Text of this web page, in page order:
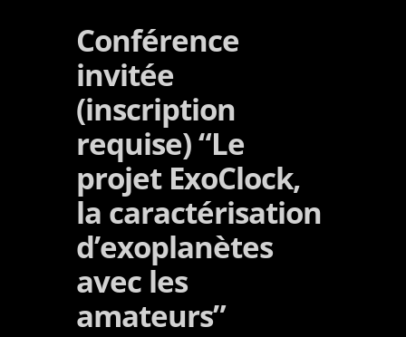
Conférence
invitée
(inscription
requise) “Le
projet ExoClock,
la caractérisation
d’exoplanètes
avec les
amateurs”